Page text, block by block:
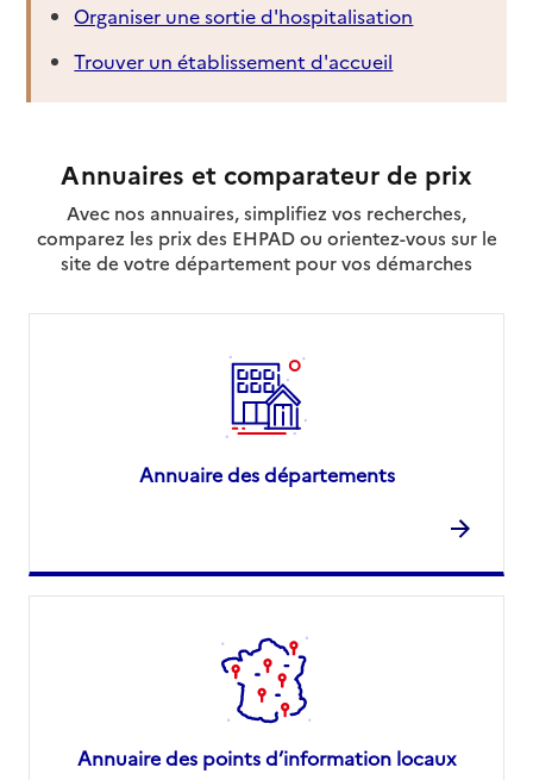
04 92 20 00 54
Contact
Source des données : Finess n° 050001643
Mis à jour le : 22/07/2026
Organiser une sortie d'hospitalisation
Trouver un établissement d'accueil
Annuaires et comparateur de prix
Avec nos annuaires, simplifiez vos recherches,
comparez les prix des EHPAD ou orientez-vous sur le
site de votre département pour vos démarches
Annuaire des départements
Annuaire des points d’information locaux